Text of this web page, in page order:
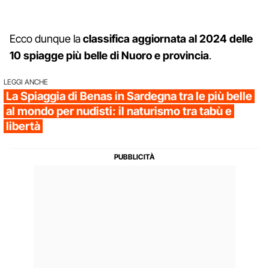
Ecco dunque laclassifica aggiornata al 2024 delle
10 spiagge più belle di Nuoro e provincia.
LEGGI ANCHE
La Spiaggia di Benas in Sardegna tra le più belle
al mondo per nudisti: il naturismo tra tabù e
libertà